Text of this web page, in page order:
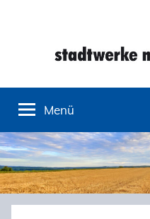
Stadtwerke
Mosbach
Menü